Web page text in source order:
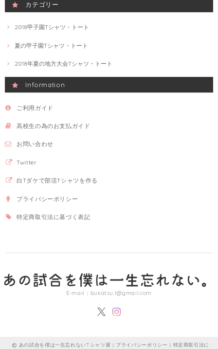
カテゴリー
2018甲子園Tシャツ・トート
夏の甲子園Tシャツ・トート
2018年夏の地方大会Tシャツ・トート
Information
ご利用ガイド
高校生の為のお支払ガイド
お問い合わせ
Twitter
白Tダケで部活Tシャツを作る
プライバシーポリシー
特定商取引法に基づく表記
E-mail： bukatsu.t@gmail.com
あの試合を僕は一生忘れないTシャツ屋 | プライバシーポリシー | 特定商取引法に